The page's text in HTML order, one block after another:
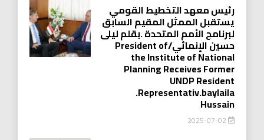
رئيس معهد التخطيط القومي
يستقبل الممثل المقيم السابق
لبرنامج الأمم المتحدة .بقلم ليلى
حسين الإنمائي/President of
the Institute of National
Planning Receives Former
UNDP Resident
.Representativ.baylaila
Hussain
2025-07-02